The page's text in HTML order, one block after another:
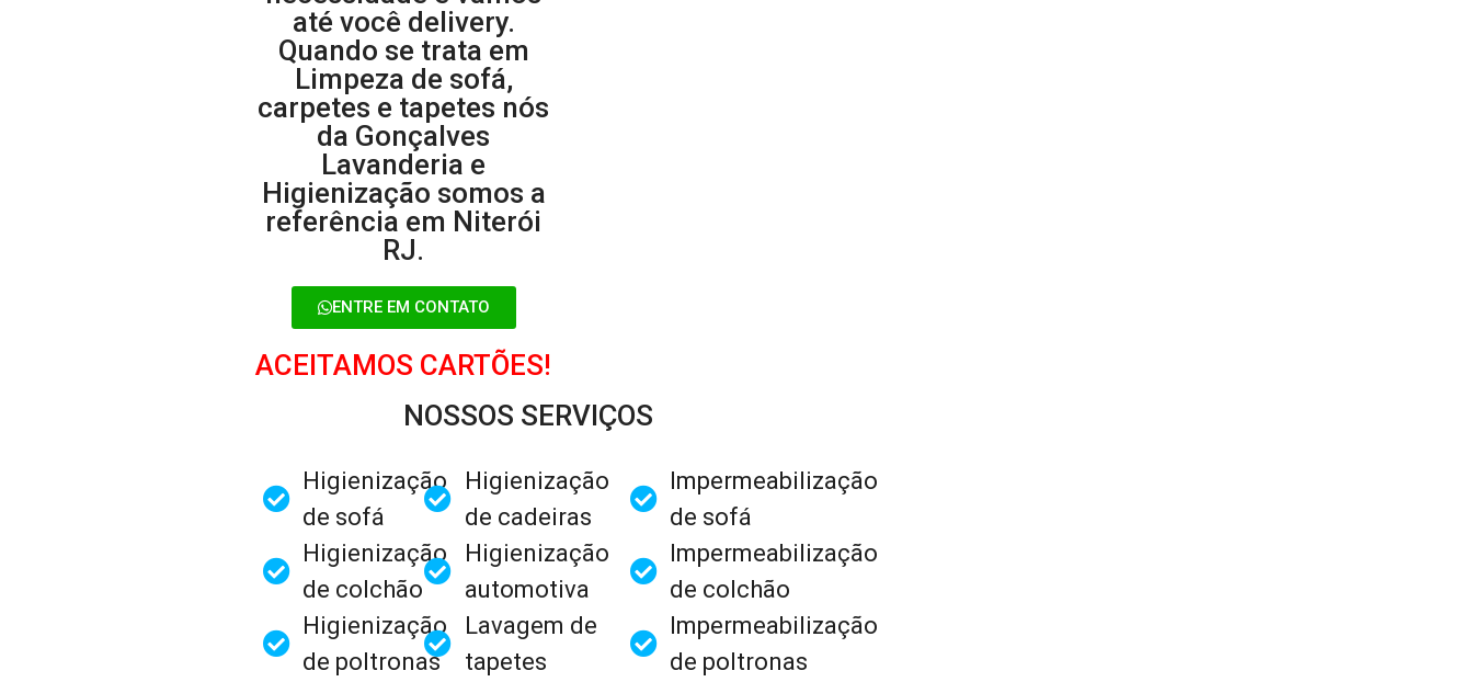
até você delivery.
Quando se trata em
Limpeza de sofá,
carpetes e tapetes nós
da Gonçalves
Lavanderia e
Higienização somos a
referência em Niterói
RJ.
ENTRE EM CONTATO
ACEITAMOS CARTÕES!
NOSSOS SERVIÇOS
Higienização
de sofá
Higienização
de colchão
Higienização
de poltronas
Higienização
de cadeiras
Higienização
automotiva
Lavagem de
tapetes
Impermeabilização
de sofá
Impermeabilização
de colchão
Impermeabilização
de poltronas